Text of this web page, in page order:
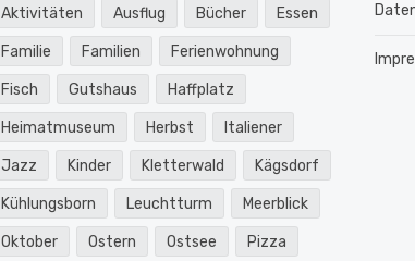
Aktivitäten Ausflug Bücher Essen
Familie Familien Ferienwohnung
Fisch Gutshaus Haffplatz
Heimatmuseum Herbst Italiener
Jazz Kinder Kletterwald Kägsdorf
Kühlungsborn Leuchtturm Meerblick
Oktober Ostern Ostsee Pizza